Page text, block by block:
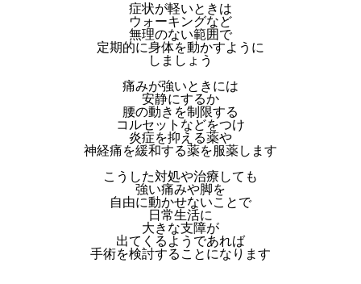
症状が軽いときは
ウォーキングなど
無理のない範囲で
定期的に身体を動かすように
しましょう
痛みが強いときには
安静にするか
腰の動きを制限する
コルセットなどをつけ
炎症を抑える薬や
神経痛を緩和する薬を服薬します
こうした対処や治療しても
強い痛みや脚を
自由に動かせないことで
日常生活に
大きな支障が
出てくるようであれば
手術を検討することになります